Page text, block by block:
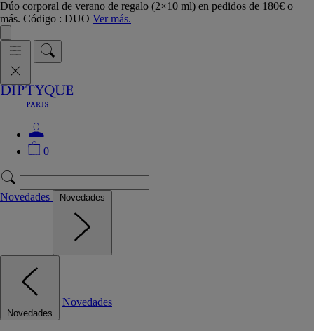
Dúo corporal de verano de regalo (2×10 ml) en pedidos de 180€ o
más. Código : DUO Ver más.
0
Novedades Novedades
Novedades
Novedades